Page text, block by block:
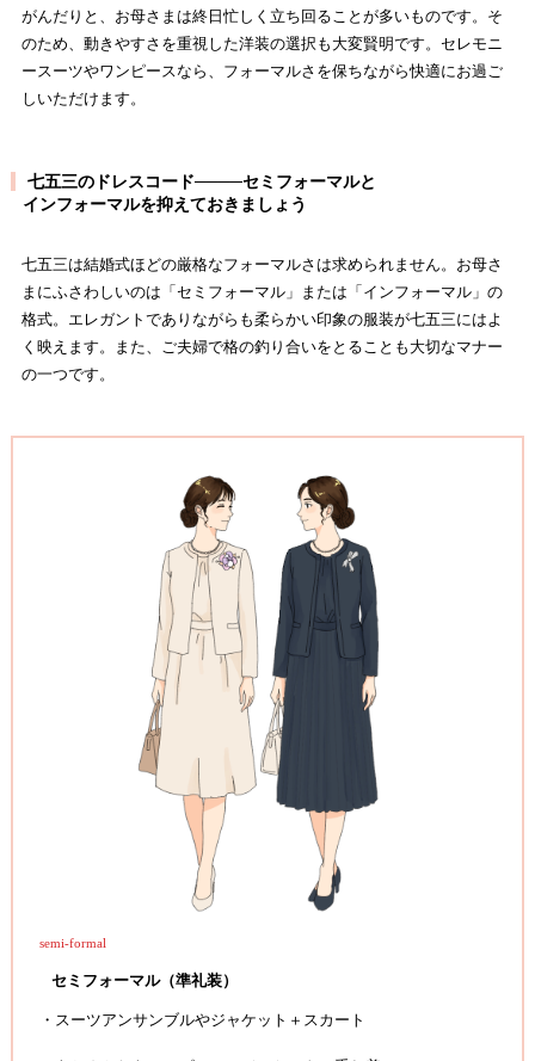
がんだりと、お母さまは終日忙しく立ち回ることが多いものです。そ
のため、動きやすさを重視した洋装の選択も大変賢明です。セレモニ
ースーツやワンピースなら、フォーマルさを保ちながら快適にお過ご
しいただけます。
七五三のドレスコード────セミフォーマルと
インフォーマルを抑えておきましょう
七五三は結婚式ほどの厳格なフォーマルさは求められません。お母さ
まにふさわしいのは「セミフォーマル」または「インフォーマル」の
格式。エレガントでありながらも柔らかい印象の服装が七五三にはよ
く映えます。また、ご夫婦で格の釣り合いをとることも大切なマナー
の一つです。
semi-formal
セミフォーマル（準礼装）
・スーツアンサンブルやジャケット＋スカート